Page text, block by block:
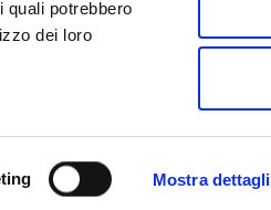
quali potrebbero
dei loro
Mostra dettagli
cerca nel sito